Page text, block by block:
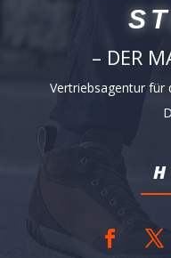
– DER
Vertriebsagentur für